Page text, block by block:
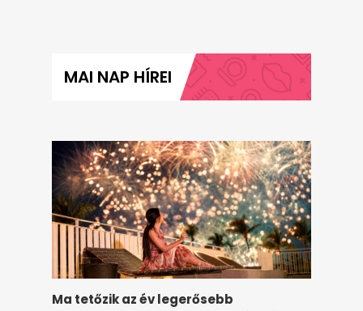
MAI NAP HÍREI
Ma tetőzik az év legerősebb